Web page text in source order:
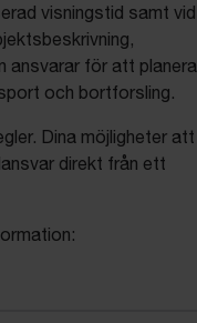
visningstid samt vid
ansvarar för att planera
och bortforsling.
Dina möjligheter att
direkt från ett